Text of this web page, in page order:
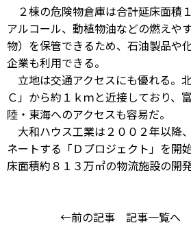
２棟の危険物倉庫は合計延床面積
アルコール、動植物油などの燃えや
物）を保管できるため、石油製品や
企業も利用できる。
立地は交通アクセスにも優れる。
Ｃ」から約１ｋｍと近接しており、
陸・東海へのアクセスも容易だ。
大和ハウス工業は２００２年以降
ネートする「Ｄプロジェクト」を開
床面積約８１３万㎡の物流施設の開
←前の記事 記事一覧へ